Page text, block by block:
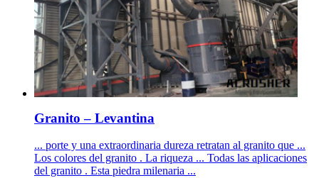
Granito – Levantina
... porte y una extraordinaria dureza retratan al granito que ...
Los colores del granito . La riqueza ... Todas las aplicaciones
del granito . Esta piedra milenaria ...